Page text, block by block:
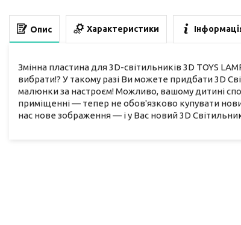
Опис Характеристики
Змінна пластина для 3D-світильників 3D TOYS
вибрати!? У такому разі Ви можете придбати 3D
малюнки за настроєм! Можливо, вашому дитині
приміщенні — тепер не обов'язково купувати
нас нове зображення — і у Вас новий 3D